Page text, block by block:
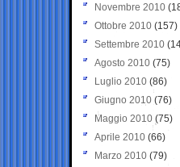
Novembre 2010
Ottobre 2010 (157)
Settembre 2010
Agosto 2010 (75)
Luglio 2010 (86)
Giugno 2010 (76)
Maggio 2010 (75)
Aprile 2010 (66)
Marzo 2010 (79)